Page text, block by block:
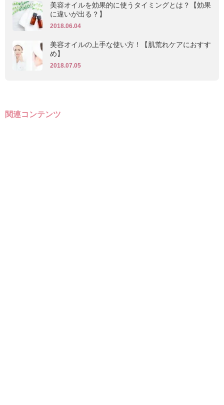
美容オイルを効果的に使うタイミングとは？【効果
に違いが出る？】
2018.06.04
美容オイルの上手な使い方！【肌荒れケアにおすす
め】
2018.07.05
関連コンテンツ